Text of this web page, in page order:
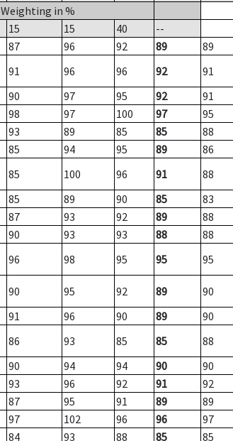
Weighting in %
15 15 40
--
87 96 92 89
89
91 96 96 92
91
90 97 95 92
91
98 97 100 97
95
93 89 85 85
88
85 94 95 89
86
85 100 96 91
88
85 89 90 85
83
87 93 92 89
88
90 93 93 88
88
96 98 95 95 95
90 95 92 89
90
91 96 90 89
90
86 93 85 85
88
90 94 94 90
90
93 96 92 91
92
87 95 91 89
89
97 102 96 96
97
84 93 88 85
85